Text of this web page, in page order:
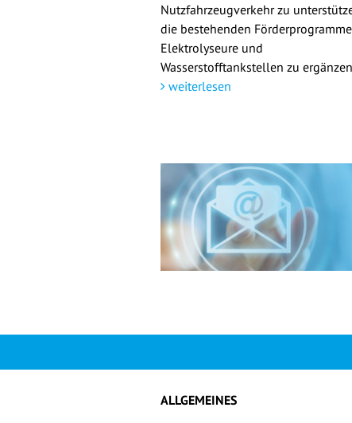
Nutzfahrzeugverkehr zu
die bestehenden
Elektrolyseure und
Wasserstofftankstellen zu
weiterlesen
ALLGEMEINES